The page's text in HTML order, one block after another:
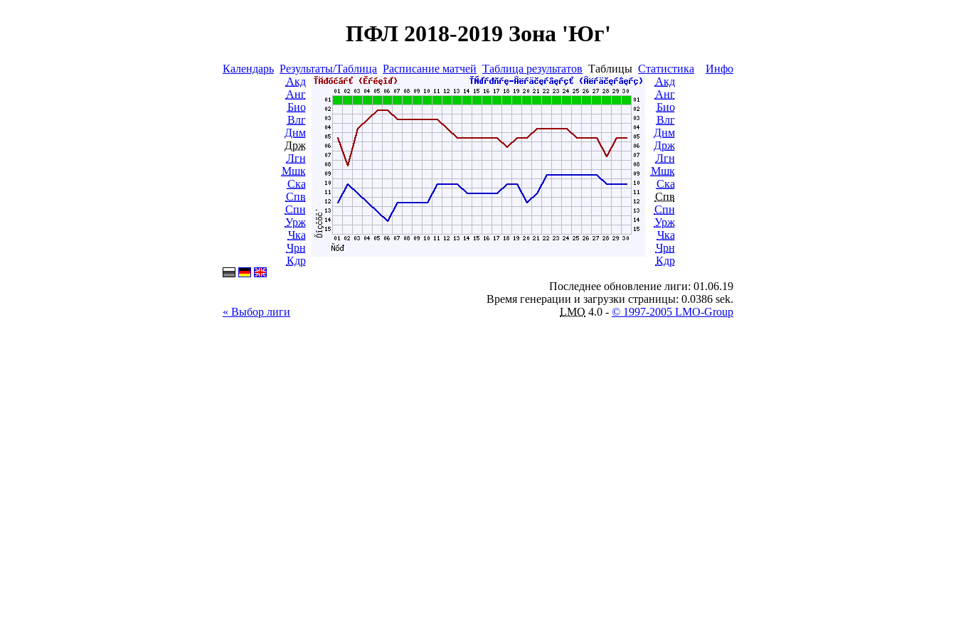
ПФЛ 2018-2019 Зона 'Юг'
Календарь Результаты/Таблица Расписание матчей Таблица результатов Таблицы Статистика
Инфо
Акд
Анг
Био
Влг
Днм
Држ
Лгн
Мшк
Ска
Спв
Спн
Урж
Чка
Чрн
Кдр
Акд
Анг
Био
Влг
Днм
Држ
Лгн
Мшк
Ска
Спв
Спн
Урж
Чка
Чрн
Кдр
« Выбор лиги
Последнее обновление лиги: 01.06.19
Время генерации и загрузки страницы: 0.0386 sek.
LMO 4.0 - © 1997-2005 LMO-Group